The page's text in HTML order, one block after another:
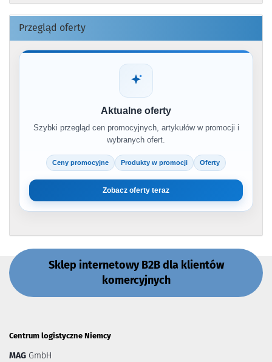
Przegląd oferty
Aktualne oferty
Szybki przegląd cen promocyjnych, artykułów w promocji i
wybranych ofert.
Ceny promocyjne Produkty w promocji Oferty
Zobacz oferty teraz
Sklep internetowy B2B dla klientów
komercyjnych
Centrum logistyczne Niemcy
MAG GmbH